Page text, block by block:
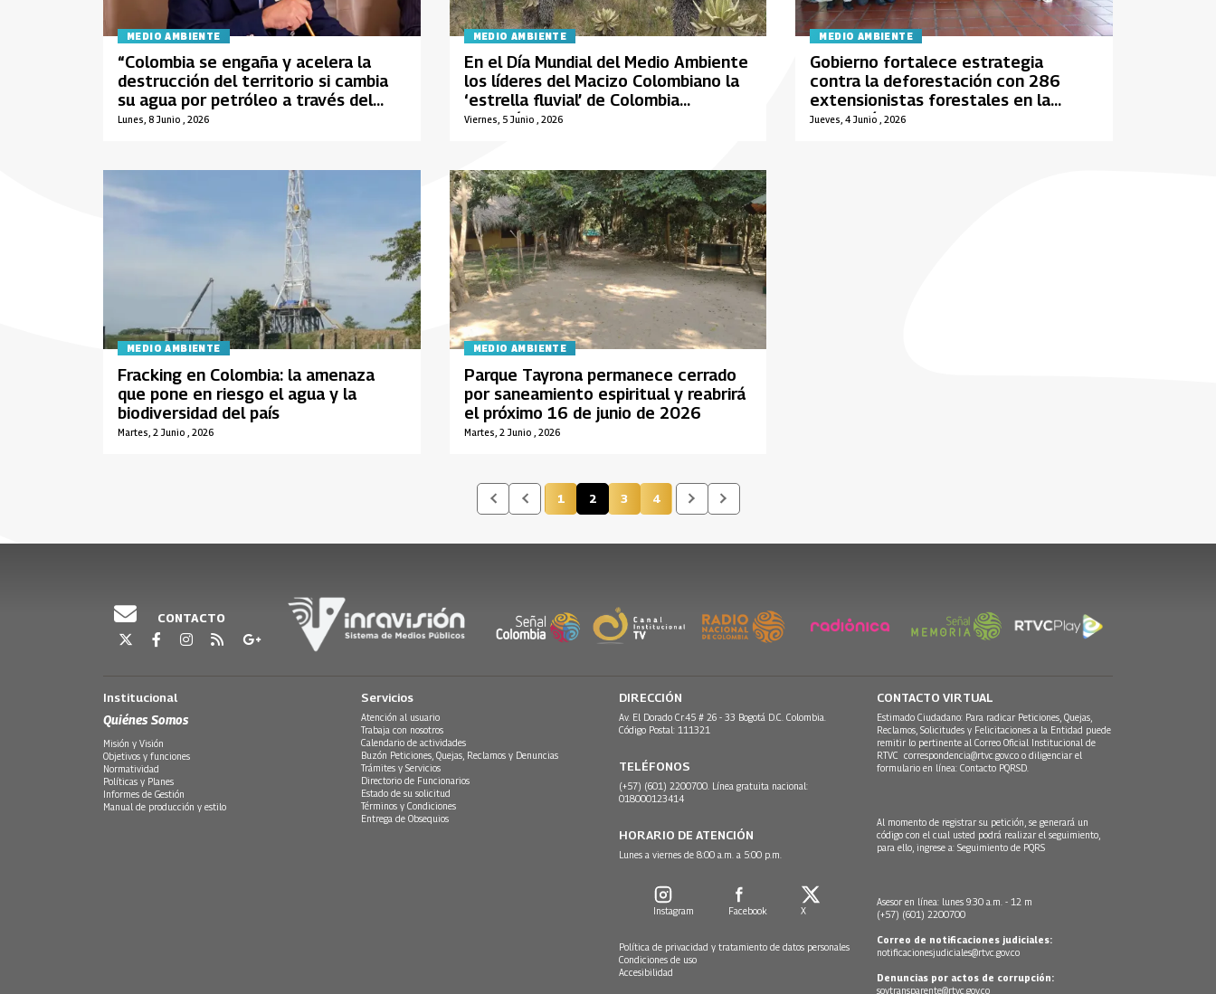
MEDIO AMBIENTE
Lunes, 8 Junio , 2026
“Colombia se engaña y acelera la
destrucción del territorio si cambia
su agua por petróleo a través del
fracking”: presidente Petro
MEDIO AMBIENTE
Viernes, 5 Junio , 2026
En el Día Mundial del Medio Ambiente
los líderes del Macizo Colombiano la
‘estrella fluvial’ de Colombia
continúan su lucha por la defensa del
MEDIO AMBIENTE
Jueves, 4 Junio , 2026
Gobierno fortalece estrategia
contra la deforestación con 286
extensionistas forestales en la
Amazonía
MEDIO AMBIENTE
Martes, 2 Junio , 2026
Fracking en Colombia: la amenaza
que pone en riesgo el agua y la
biodiversidad del país
MEDIO AMBIENTE
Martes, 2 Junio , 2026
Parque Tayrona permanece cerrado
por saneamiento espiritual y reabrirá
el próximo 16 de junio de 2026
Página
1 Página actual
2 Página
3 Página
4
CONTACTO
Institucional
Quiénes Somos
Misión y Visión
Objetivos y funciones
Normatividad
Políticas y Planes
Informes de Gestión
Manual de producción y estilo
Servicios
Atención al usuario
Trabaja con nosotros
Calendario de actividades
Buzón Peticiones, Quejas, Reclamos y Denuncias
Trámites y Servicios
Directorio de Funcionarios
Estado de su solicitud
Términos y Condiciones
Entrega de Obsequios
DIRECCIÓN
Av. El Dorado Cr.45 # 26 - 33 Bogotá D.C. Colombia.
Código Postal: 111321
TELÉFONOS
(+57) (601) 2200700. Línea gratuita nacional:
018000123414
HORARIO DE ATENCIÓN
Lunes a viernes de 8:00 a.m. a 5:00 p.m.
Instagram Facebook X
Política de privacidad y tratamiento de datos personales
Condiciones de uso
Accesibilidad
CONTACTO VIRTUAL
Estimado Ciudadano: Para radicar Peticiones, Quejas,
Reclamos, Solicitudes y Felicitaciones a la Entidad puede
remitir lo pertinente al Correo Oficial Institucional de
RTVC correspondencia@rtvc.gov.co o diligenciar el
formulario en línea: Contacto PQRSD.
Al momento de registrar su petición, se generará un
código con el cual usted podrá realizar el seguimiento,
para ello, ingrese a: Seguimiento de PQRS
Asesor en línea: lunes 9:30 a.m. - 12 m
(+57) (601) 2200700
Correo de notificaciones judiciales:
notificacionesjudiciales@rtvc.gov.co
Denuncias por actos de corrupción:
soytransparente@rtvc.gov.co